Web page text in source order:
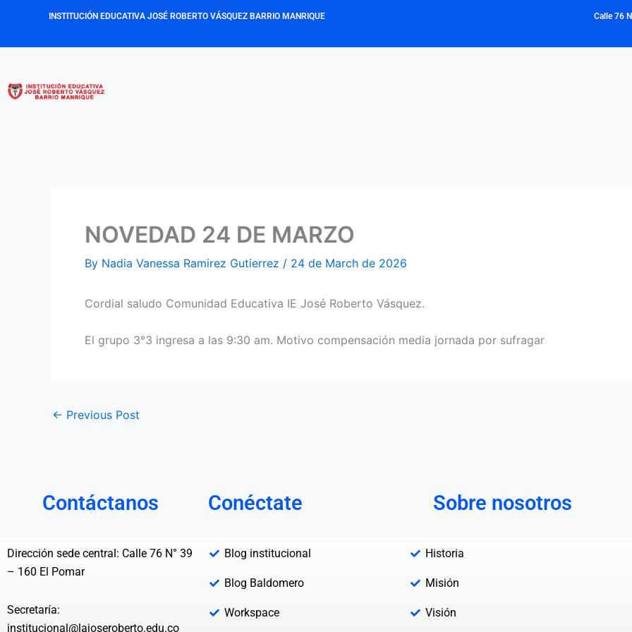
content
INSTITUCIÓN EDUCATIVA JOSÉ ROBERTO VÁSQUEZ BARRIO MANRIQUE Calle 76
NOVEDAD 24 DE MARZO
By Nadia Vanessa Ramirez Gutierrez / 24 de March de 2026
Cordial saludo Comunidad Educativa IE José Roberto Vásquez.
El grupo 3°3 ingresa a las 9:30 am. Motivo compensación media jornada por sufragar
← Previous Post
Contáctanos Conéctate Sobre nosotros
Dirección sede central: Calle 76 N° 39
– 160 El Pomar
Secretaría:
institucional@lajoseroberto.edu.co
Blog institucional
Blog Baldomero
Workspace
Historia
Misión
Visión